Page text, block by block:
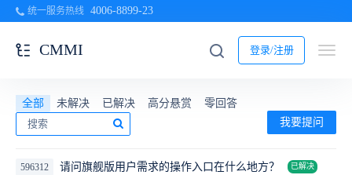
统一服务热线 4006-8899-23
登录/注册
CMMI
全部 未解决 已解决 高分悬赏
零回答
我要提问
596312 请问旗舰版用户需求的操作入口在什么地方？ 已解决